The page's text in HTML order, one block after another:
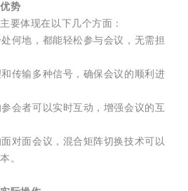
势
要体现在以下几个方面：
何地，都能轻松参与会议，无需担
传输多种信号，确保会议的顺利进
会者可以实时互动，增强会议的互
对面会议，混合矩阵切换技术可以
。